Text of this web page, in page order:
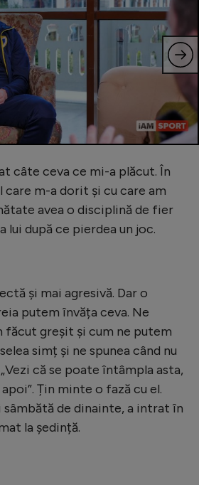
câte ceva ce mi-a plăcut. În
care m-a dorit și cu care am
avea o disciplină de fier
lui după ce pierdea un joc.
și mai agresivă. Dar o
putem învăța ceva. Ne
făcut greșit și cum ne putem
simț și ne spunea când nu
că se poate întâmpla asta,
Țin minte o fază cu el.
sâmbătă de dinainte, a intrat în
la ședință.